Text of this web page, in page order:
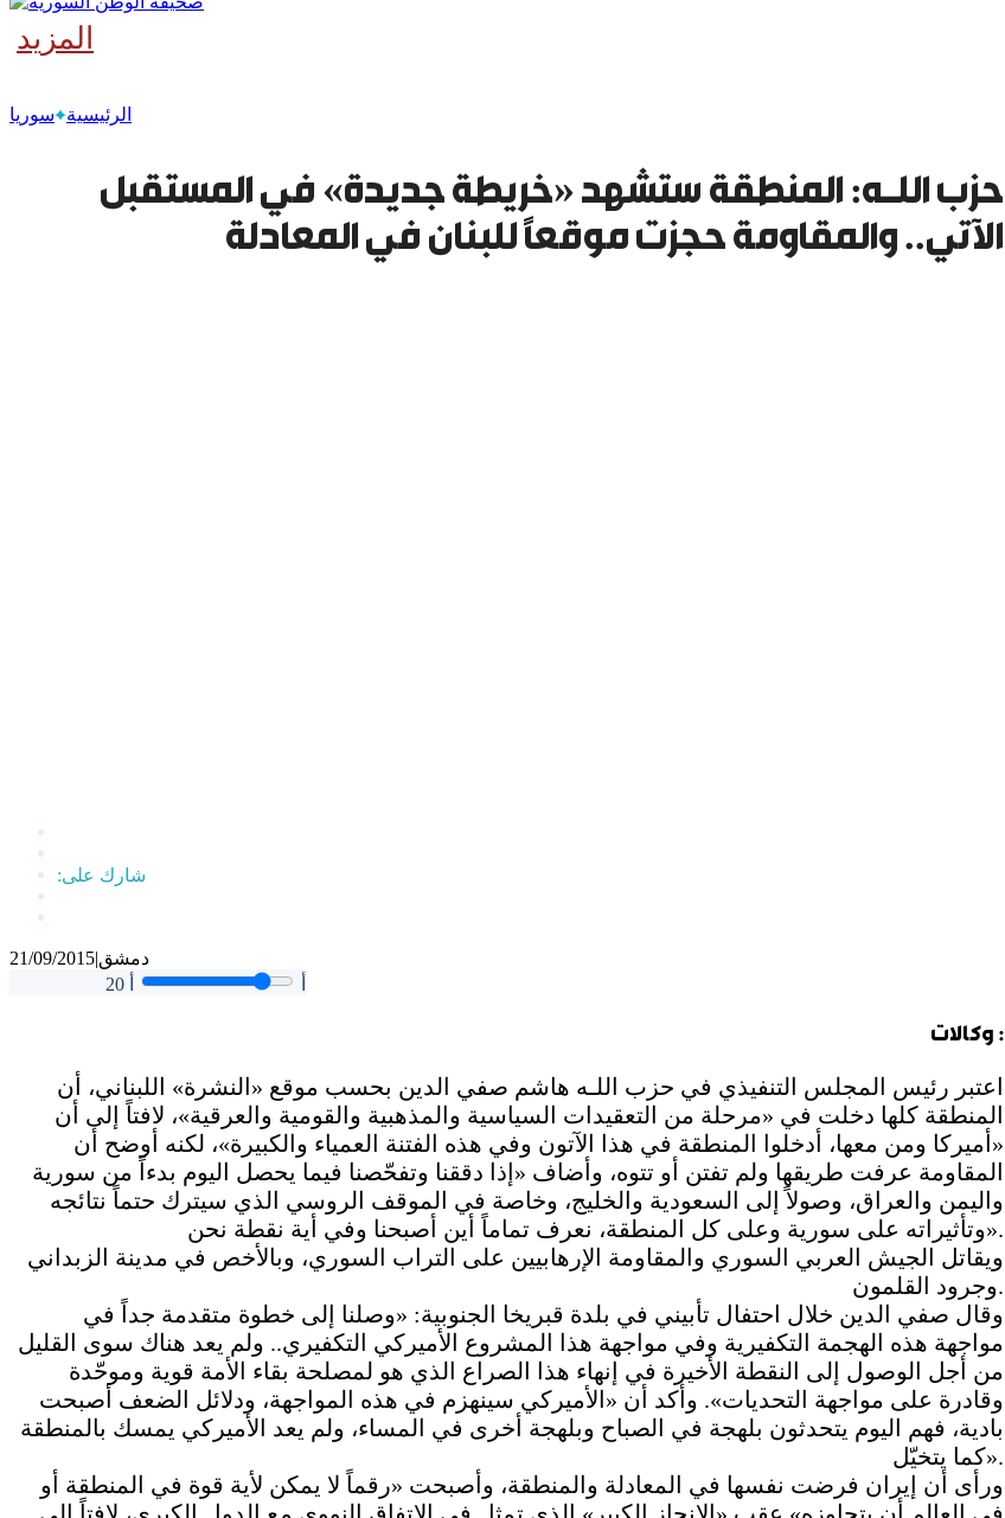
المزيد
الرئيسية سوريا
حزب اللـه: المنطقة ستشهد «خريطة جديدة» في المستقبل
الآتي.. والمقاومة حجزت موقعاً للبنان في المعادلة
21/09/2015|دمشق
20
وكالات :
اعتبر رئيس المجلس التنفيذي في حزب اللـه هاشم صفي الدين بحسب موقع «النشرة» اللبناني، أن
المنطقة كلها دخلت في «مرحلة من التعقيدات السياسية والمذهبية والقومية والعرقية»، لافتاً إلى أن
«أميركا ومن معها، أدخلوا المنطقة في هذا الآتون وفي هذه الفتنة العمياء والكبيرة»، لكنه أوضح أن
المقاومة عرفت طريقها ولم تفتن أو تتوه، وأضاف «إذا دققنا وتفحّصنا فيما يحصل اليوم بدءاً من سورية
واليمن والعراق، وصولاً إلى السعودية والخليج، وخاصة في الموقف الروسي الذي سيترك حتماً نتائجه
وتأثيراته على سورية وعلى كل المنطقة، نعرف تماماً أين أصبحنا وفي أية نقطة نحن».
ويقاتل الجيش العربي السوري والمقاومة الإرهابيين على التراب السوري، وبالأخص في مدينة الزبداني
وجرود القلمون.
وقال صفي الدين خلال احتفال تأبيني في بلدة قبريخا الجنوبية: «وصلنا إلى خطوة متقدمة جداً في
مواجهة هذه الهجمة التكفيرية وفي مواجهة هذا المشروع الأميركي التكفيري.. ولم يعد هناك سوى القليل
من أجل الوصول إلى النقطة الأخيرة في إنهاء هذا الصراع الذي هو لمصلحة بقاء الأمة قوية وموحّدة
وقادرة على مواجهة التحديات». وأكد أن «الأميركي سينهزم في هذه المواجهة، ودلائل الضعف أصبحت
بادية، فهم اليوم يتحدثون بلهجة في الصباح وبلهجة أخرى في المساء، ولم يعد الأميركي يمسك بالمنطقة
كما يتخيّل».
ورأى أن إيران فرضت نفسها في المعادلة والمنطقة، وأصبحت «رقماً لا يمكن لأية قوة في المنطقة أو